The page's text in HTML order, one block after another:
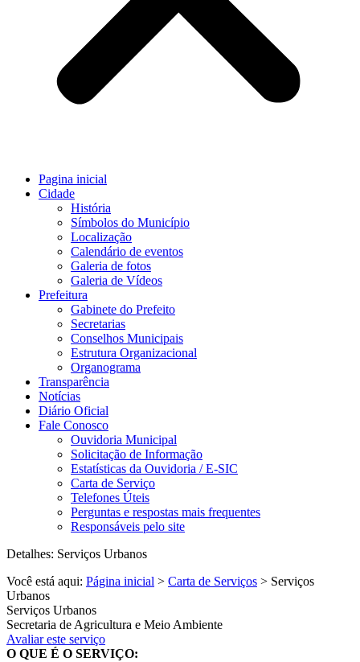
Pagina inicial
Cidade
História
Símbolos do Município
Localização
Calendário de eventos
Galeria de fotos
Galeria de Vídeos
Prefeitura
Gabinete do Prefeito
Secretarias
Conselhos Municipais
Estrutura Organizacional
Organograma
Transparência
Notícias
Diário Oficial
Fale Conosco
Ouvidoria Municipal
Solicitação de Informação
Estatísticas da Ouvidoria / E-SIC
Carta de Serviço
Telefones Úteis
Perguntas e respostas mais frequentes
Responsáveis pelo site
Detalhes: Serviços Urbanos
Você está aqui: Página inicial > Carta de Serviços > Serviços
Urbanos
Serviços Urbanos
Secretaria de Agricultura e Meio Ambiente
Avaliar este serviço
O QUE É O SERVIÇO: